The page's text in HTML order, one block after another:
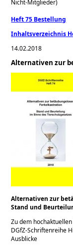
Nicht-Mitglieder)
Heft 75 Bestellung
Inhaltsverzeichnis
14.02.2018
Alternativen zur
Alternativen zur
Stand und
Zu dem
DGfZ-Schriftenreihe
Ausblicke